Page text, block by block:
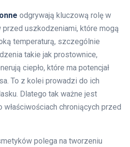
odgrywają kluczową rolę w
przed uszkodzeniami, które mogą
temperaturą, szczególnie
takie jak prostownice,
ciepło, które ma potencjał
To z kolei prowadzi do ich
Dlatego tak ważne jest
chroniących przed
polega na tworzeniu